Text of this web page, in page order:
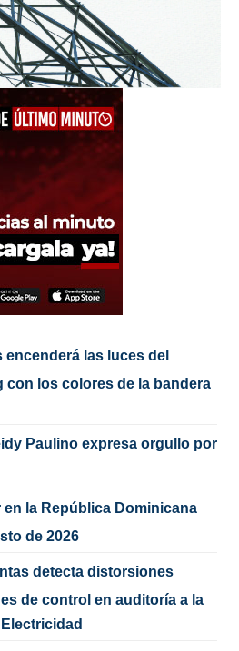
encenderá las luces del
con los colores de la bandera
Paulino expresa orgullo por
en la República Dominicana
de 2026
detecta distorsiones
de control en auditoría a la